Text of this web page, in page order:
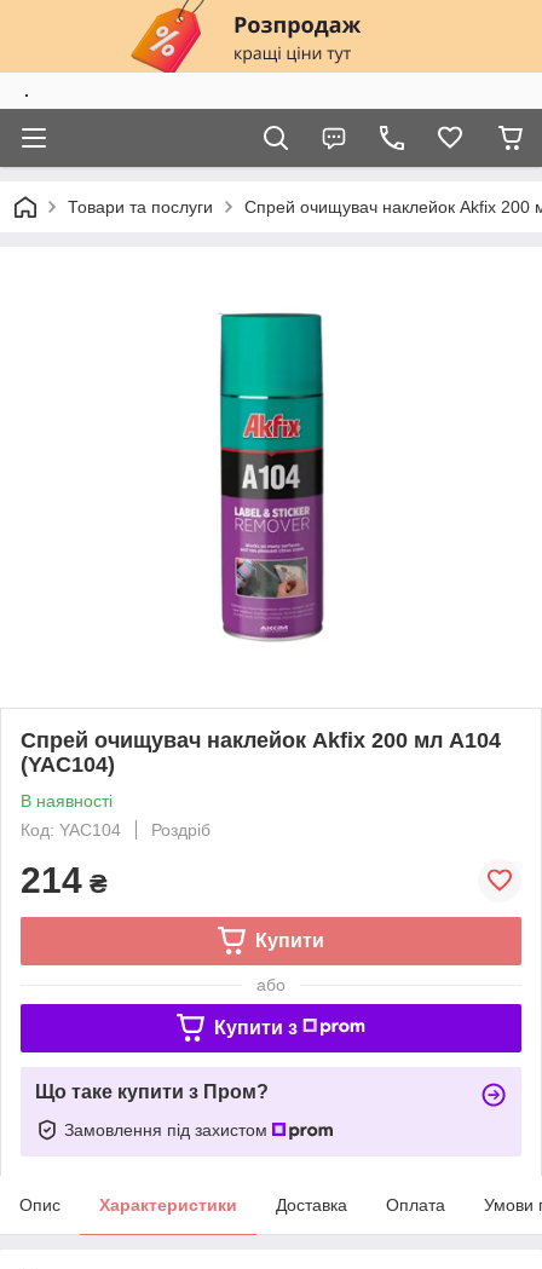
.
Товари та послуги Спрей очищувач наклейок Akfix 200
Спрей очищувач наклейок Akfix 200 мл А104
(YAC104)
В наявності
Код: YAC104
Роздріб
214 ₴
Купити
або
Купити з
Що таке купити з Пром?
Замовлення під захистом
Опис Характеристики Доставка Оплата Умови